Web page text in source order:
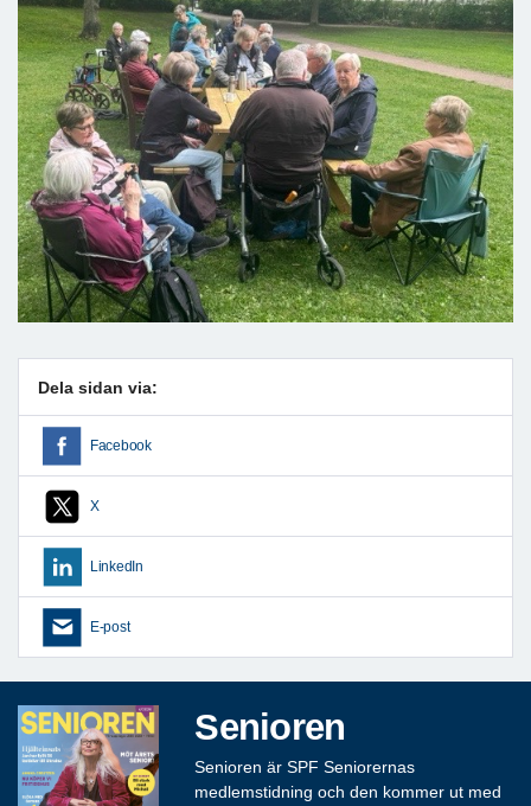
Dela sidan via:
Facebook
X
LinkedIn
E-post
Senioren
Senioren är SPF Seniorernas
medlemstidning och den kommer ut med